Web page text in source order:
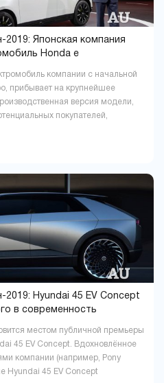
Японская компания
Honda e
компании с начальной
прибывает на крупнейшее
версия модели,
покупателей,
Hyundai 45 EV Concept
в современность
местом публичной премьеры
45 EV Concept. Вдохновлённое
компании (например, Pony
Hyundai 45 EV Concept